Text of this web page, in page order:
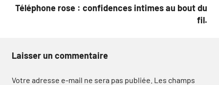
Téléphone rose : confidences intimes au bout du
fil.
Laisser un commentaire
Votre adresse e-mail ne sera pas publiée. Les champs